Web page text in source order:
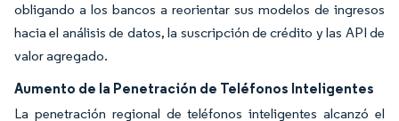
obligando a los bancos a reorientar sus modelos de ingresos
hacia el análisis de datos, la suscripción de crédito y las API de
valor agregado.
Aumento de la Penetración de Teléfonos Inteligentes
La penetración regional de teléfonos inteligentes alcanzó el